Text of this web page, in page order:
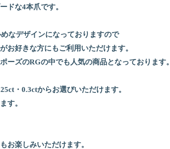
ドな4本爪です。
なデザインになっておりますので
お好きな方にもご利用いただけます。
ーズのRGの中でも人気の商品となっております。
・0.3ctからお選びいただけます。
す。
お楽しみいただけます。